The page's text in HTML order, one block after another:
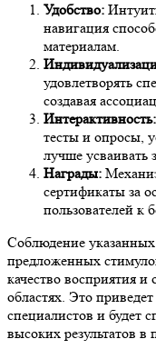
Удобство:
навигация
материалам.
удовлетворять
создавая
Интерактивность:
тесты и опросы,
лучше усваивать
Награды:
сертификаты за
пользователей к
Соблюдение
предложенных
качество восприятия
областях. Это
специалистов и будет
высоких результатов в